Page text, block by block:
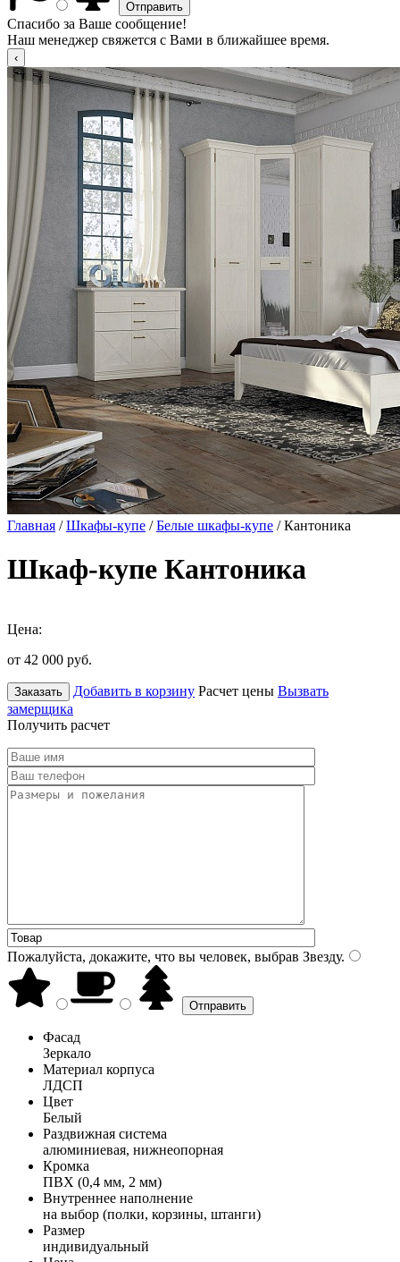
Спасибо за Ваше сообщение!
Наш менеджер свяжется с Вами в ближайшее время.
Главная /Шкафы-купе /Белые шкафы-купе / Кантоника
Шкаф-купе Кантоника
Цена:
от 42 000 руб.
Заказать Добавить в корзину Расчет цены Вызвать
замерщика
Получить расчет
Пожалуйста, докажите, что вы человек, выбрав Звезду.
Фасад
Зеркало
Материал корпуса
ЛДСП
Цвет
Белый
Раздвижная система
алюминиевая, нижнеопорная
Кромка
ПВХ (0,4 мм, 2 мм)
Внутреннее наполнение
на выбор (полки, корзины, штанги)
Размер
индивидуальный